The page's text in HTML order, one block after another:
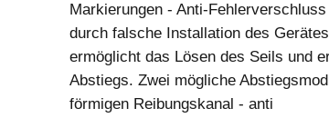
Markierungen - Anti-
durch falsche Installation des
ermöglicht das Lösen des Seils und
Abstiegs. Zwei mögliche
förmigen Reibungskanal - anti